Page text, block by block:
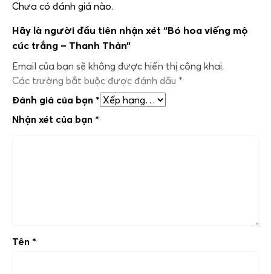
Chưa có đánh giá nào.
Hãy là người đầu tiên nhận xét “Bó hoa viếng mộ
cúc trắng – Thanh Thản”
Email của bạn sẽ không được hiển thị công khai.
Các trường bắt buộc được đánh dấu *
Đánh giá của bạn *
Nhận xét của bạn *
Tên *